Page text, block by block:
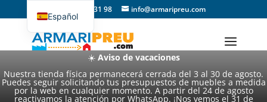
☀️ Aviso de vacaciones
Nuestra tienda física permanecerá cerrada del 3 al 30 de agosto.
Puedes seguir solicitando tus presupuestos de muebles a medida
por la web en cualquier momento. A partir del 24 de agosto
reactivamos la atención por WhatsApp. ¡Nos vemos el 31 de
93 357 31 98 info@armaripreu.com
Español
Català